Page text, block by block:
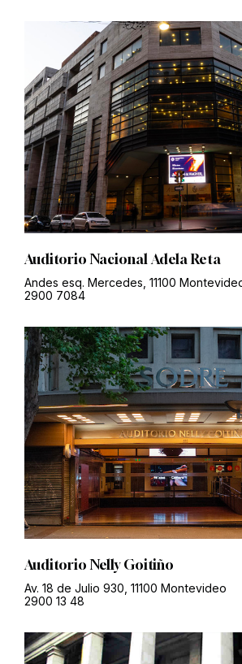
Auditorio Nacional Adela Reta
Andes esq. Mercedes, 11100
2900 7084
Auditorio Nelly Goitiño
Av. 18 de Julio 930, 11100 Montevideo
2900 13 48